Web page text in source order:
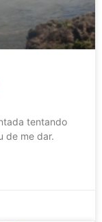
tentando
de me dar.